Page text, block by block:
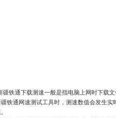
疆铁通下载测速一般是指电脑上网时下载
铁通网速测试工具时，测速数值会发生